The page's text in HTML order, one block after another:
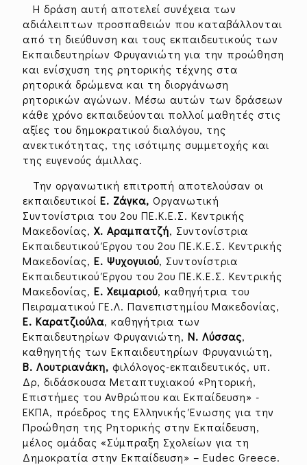
Η δράση αυτή αποτελεί συνέχεια των
αδιάλειπτων προσπαθειών που καταβάλλονται
από τη διεύθυνση και τους εκπαιδευτικούς των
Εκπαιδευτηρίων Φρυγανιώτη για την προώθηση
και ενίσχυση της ρητορικής τέχνης στα
ρητορικά δρώμενα και τη διοργάνωση
ρητορικών αγώνων. Μέσω αυτών των δράσεων
κάθε χρόνο εκπαιδεύονται πολλοί μαθητές στις
αξίες του δημοκρατικού διαλόγου, της
ανεκτικότητας, της ισότιμης συμμετοχής και
της ευγενούς άμιλλας.
Την οργανωτική επιτροπή αποτελούσαν οι
εκπαιδευτικοί Ε. Ζάγκα, Οργανωτική
Συντονίστρια του 2ου ΠΕ.Κ.Ε.Σ. Κεντρικής
Μακεδονίας, Χ. Αραμπατζή, Συντονίστρια
Εκπαιδευτικού Έργου του 2ου ΠΕ.Κ.Ε.Σ. Κεντρικής
Μακεδονίας, Ε. Ψυχογυιού, Συντονίστρια
Εκπαιδευτικού Έργου του 2ου ΠΕ.Κ.Ε.Σ. Κεντρικής
Μακεδονίας, Ε. Χειμαριού, καθηγήτρια του
Πειραματικού ΓΕ.Λ. Πανεπιστημίου Μακεδονίας,
Ε. Καρατζιούλα, καθηγήτρια των
Εκπαιδευτηρίων Φρυγανιώτη, Ν. Λύσσας,
καθηγητής των Εκπαιδευτηρίων Φρυγανιώτη,
Β. Λουτριανάκη, φιλόλογος-εκπαιδευτικός, υπ.
Δρ, διδάσκουσα Μεταπτυχιακού «Ρητορική,
Επιστήμες του Ανθρώπου και Εκπαίδευση» -
ΕΚΠΑ, πρόεδρος της Ελληνικής Ένωσης για την
Προώθηση της Ρητορικής στην Εκπαίδευση,
μέλος ομάδας «Σύμπραξη Σχολείων για τη
Δημοκρατία στην Εκπαίδευση» – Eudec Greece.